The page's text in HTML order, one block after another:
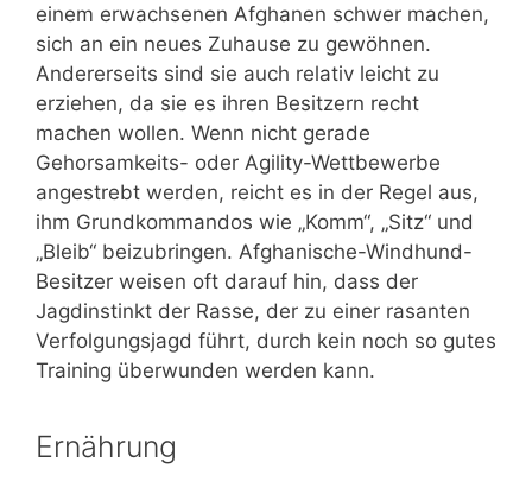
einem erwachsenen Afghanen schwer machen,
sich an ein neues Zuhause zu gewöhnen.
Andererseits sind sie auch relativ leicht zu
erziehen, da sie es ihren Besitzern recht
machen wollen. Wenn nicht gerade
Gehorsamkeits- oder Agility-Wettbewerbe
angestrebt werden, reicht es in der Regel aus,
ihm Grundkommandos wie „Komm“, „Sitz“ und
„Bleib“ beizubringen. Afghanische-Windhund-
Besitzer weisen oft darauf hin, dass der
Jagdinstinkt der Rasse, der zu einer rasanten
Verfolgungsjagd führt, durch kein noch so gutes
Training überwunden werden kann.
Ernährung